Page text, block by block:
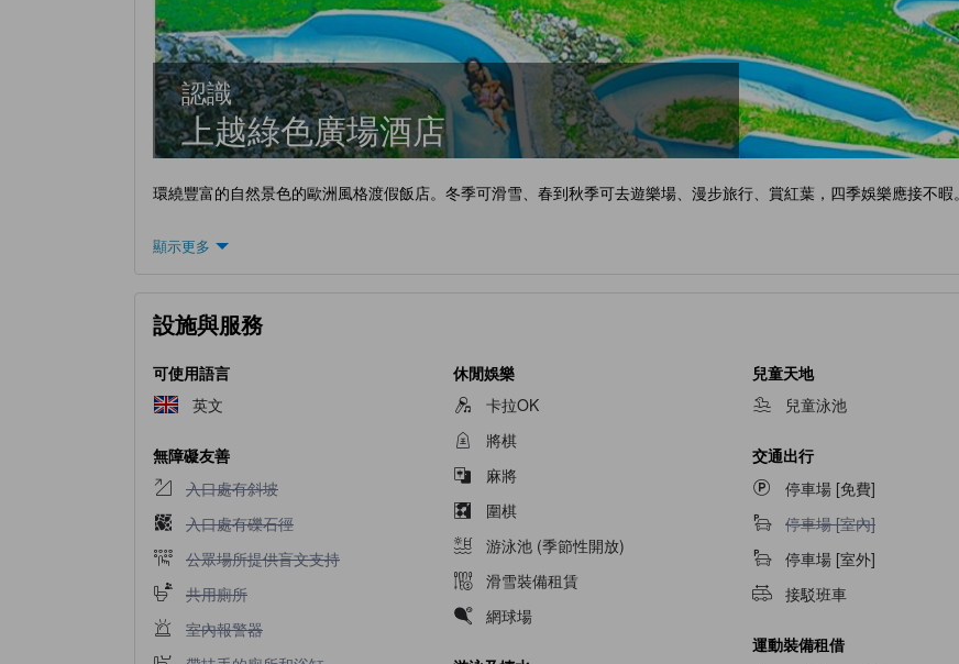
認識
上越綠色廣場酒店
環繞豐富的自然景色的歐洲風格渡假飯店。冬季可滑雪、春到秋季可去遊樂場、漫步旅行、賞紅葉，四季娛樂應接不暇。
顯示更多
設施與服務
可使用語言
英文
無障礙友善
入口處有斜坡不適用
入口處有斜坡
入口處有礫石徑不適用
入口處有礫石徑
公眾場所提供盲文支持不適用
公眾場所提供盲文支持
共用廁所不適用
共用廁所
室內報警器不適用
室內報警器
休閒娛樂
卡拉OK
將棋
麻將
圍棋
游泳池 (季節性開放)
滑雪裝備租賃
網球場
兒童天地
兒童泳池
交通出行
停車場 [免費]
停車場 [室內]不適用
停車場 [室內]
停車場 [室外]
接駁班車
運動裝備租借